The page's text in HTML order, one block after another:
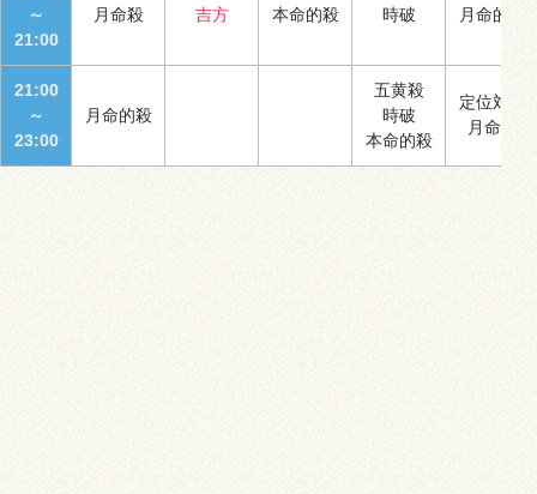
～
21:00
月命殺 吉方 本命的殺 時破 月命的殺
21:00
～
23:00
月命的殺
五黄殺
時破
本命的殺
定位対冲
月命殺